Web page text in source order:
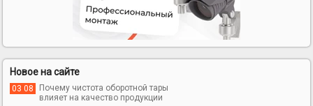
Новое на сайте
03 08
Почему чистота оборотной тары
влияет на качество продукции